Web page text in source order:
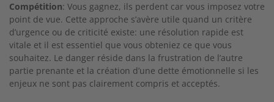
Compétition: Vous gagnez, ils perdent car vous imposez votre
point de vue. Cette approche s’avère utile quand un critère
d’urgence ou de criticité existe: une résolution rapide est
vitale et il est essentiel que vous obteniez ce que vous
souhaitez. Le danger réside dans la frustration de l’autre
partie prenante et la création d’une dette émotionnelle si les
enjeux ne sont pas clairement compris et acceptés.